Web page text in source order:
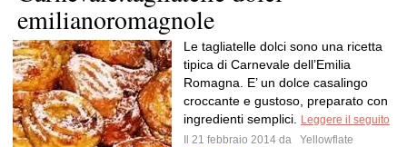
emilianoromagnole
Le tagliatelle dolci sono una ricetta
tipica di Carnevale dell’Emilia
Romagna. E’ un dolce casalingo
croccante e gustoso, preparato con
ingredienti semplici.
Leggere il seguito
Il 21 febbraio 2014 da
Yellowflate